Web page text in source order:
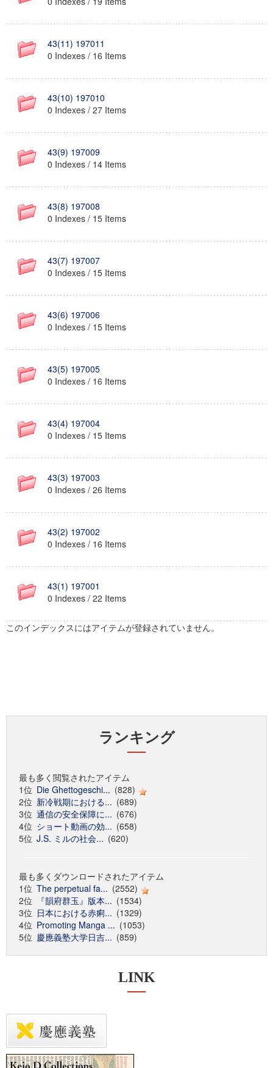
43(11) 197011
0 Indexes / 16 Items
43(10) 197010
0 Indexes / 27 Items
43(9) 197009
0 Indexes / 14 Items
43(8) 197008
0 Indexes / 15 Items
43(7) 197007
0 Indexes / 15 Items
43(6) 197006
0 Indexes / 15 Items
43(5) 197005
0 Indexes / 16 Items
43(4) 197004
0 Indexes / 15 Items
43(3) 197003
0 Indexes / 26 Items
43(2) 197002
0 Indexes / 16 Items
43(1) 197001
0 Indexes / 22 Items
このインデックスにはアイテムが登録されていません。
ランキング
最も多く閲覧されたアイテム
1位 Die Ghettogeschi... (828)
2位 新冷戦期における... (689)
3位 通信の安全保障に... (676)
4位 ショート動画の効... (658)
5位 J.S. ミルの社会... (620)
最も多くダウンロードされたアイテム
1位 The perpetual fa... (2552)
2位
『韻府群玉』版本... (1534)
3位 日本における赤痢... (1329)
4位 Promoting Manga ... (1053)
5位 慶應義塾大学日吉... (859)
LINK